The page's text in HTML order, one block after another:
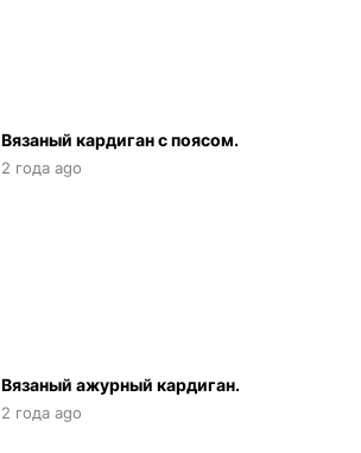
Вязаный кардиган с поясом.
2 года ago
Вязаный ажурный кардиган.
2 года ago